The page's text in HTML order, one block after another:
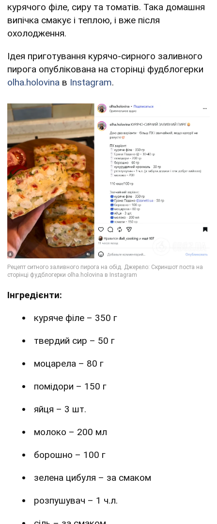
курячого філе, сиру та томатів. Така домашня
випічка смакує і теплою, і вже після
охолодження.
Ідея приготування курячо-сирного заливного
пирога опублікована на сторінці фудблогерки
olha.holovina в Instagram.
Інгредієнти:
куряче філе – 350 г
твердий сир – 50 г
моцарела – 80 г
помідори – 150 г
яйця – 3 шт.
молоко – 200 мл
борошно – 100 г
зелена цибуля – за смаком
розпушувач – 1 ч.л.